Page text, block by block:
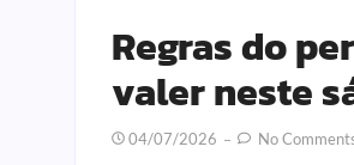
Regras do
valer neste
04/07/2026 No